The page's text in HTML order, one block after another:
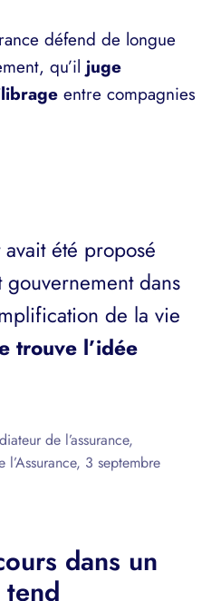
défend de longue
qu’iljuge
entre compagnies
été proposé
dans
de la vie
trouve l’idée
de l’assurance,
l’Assurance, 3 septembre
dans un